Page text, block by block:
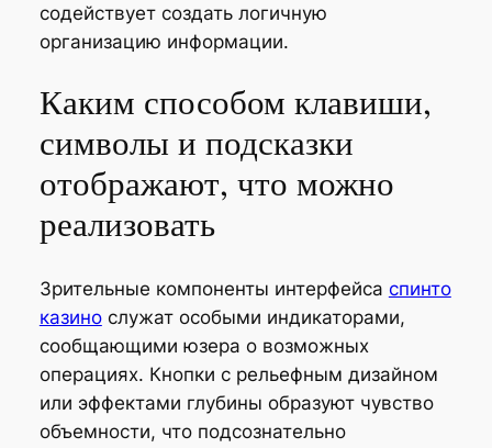
содействует создать логичную
организацию информации.
Каким способом клавиши,
символы и подсказки
отображают, что можно
реализовать
Зрительные компоненты интерфейса спинто
казинослужат особыми индикаторами,
сообщающими юзера о возможных
операциях. Кнопки с рельефным дизайном
или эффектами глубины образуют чувство
объемности, что подсознательно